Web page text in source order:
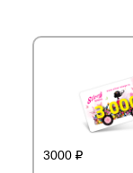
3000